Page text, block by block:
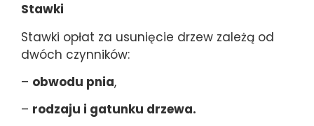
Stawki
Stawki opłat za usunięcie drzew zależą od
dwóch czynników:
– obwodu pnia,
– rodzaju i gatunku drzewa.